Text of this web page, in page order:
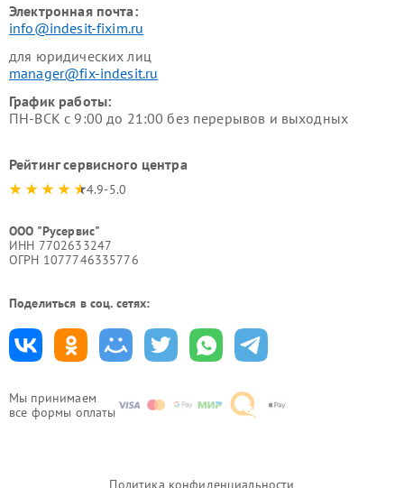
Мы принимаем
все формы оплаты
Электронная почта:
info@indesit-fixim.ru
для юридических лиц
manager@fix-indesit.ru
График работы:
ПН-ВСК с 9:00 до 21:00 без перерывов и выходных
Рейтинг сервисного центра
4.9-5.0
ООО "Русервис"
ИНН 7702633247
ОГРН 1077746335776
Поделиться в соц. сетях:
Политика конфиденциальности